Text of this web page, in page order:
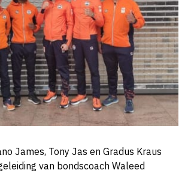
James, Tony Jas en Gradus Kraus
van bondscoach Waleed